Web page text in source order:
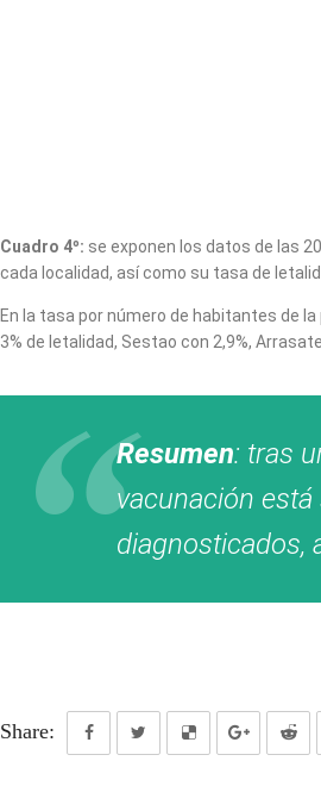
Cuadro 4º: se exponen los datos de las
cada localidad, así como su tasa de
En la tasa por número de habitantes de
3% de letalidad, Sestao con 2,9%,
Resumen: tras
vacunación
diagnosticados,
Share: